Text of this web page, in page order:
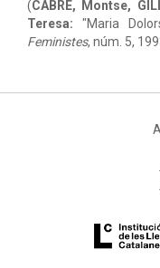
(CABRÉ, Montse,
Teresa: "Maria
Feministes, núm. 5,